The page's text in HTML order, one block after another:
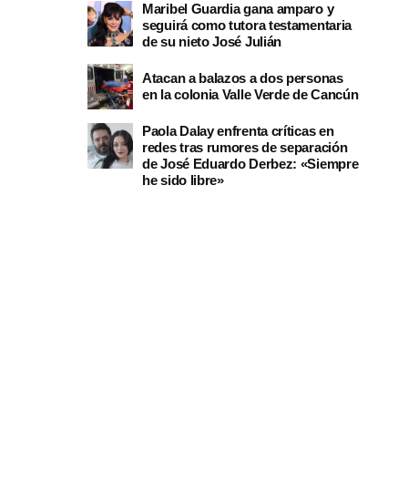
Maribel Guardia gana amparo y
seguirá como tutora testamentaria
de su nieto José Julián
Atacan a balazos a dos personas
en la colonia Valle Verde de Cancún
Paola Dalay enfrenta críticas en
redes tras rumores de separación
de José Eduardo Derbez: «Siempre
he sido libre»